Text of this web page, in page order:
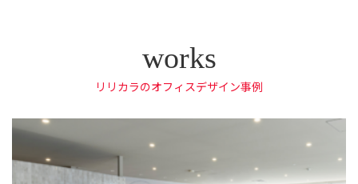
リリカラのオフィスデザイン事例